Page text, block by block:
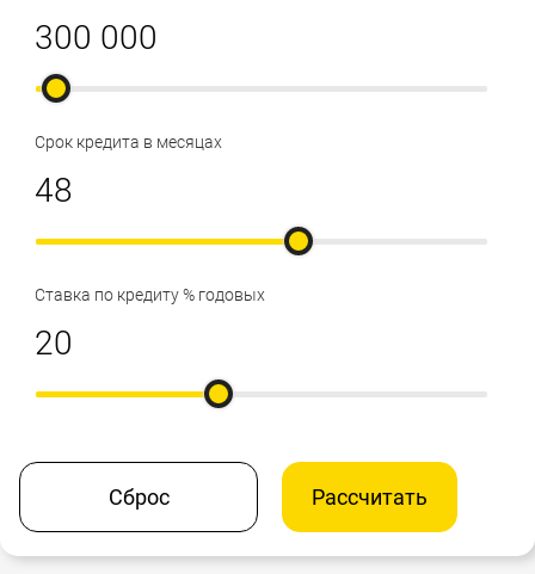
Срок кредита в месяцах
Ставка по кредиту % годовых
Сброс Рассчитать